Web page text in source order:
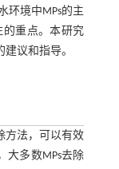
环境中MPs的主
重点。本研究
议和指导。
方法，可以有效
大多数MPs去除